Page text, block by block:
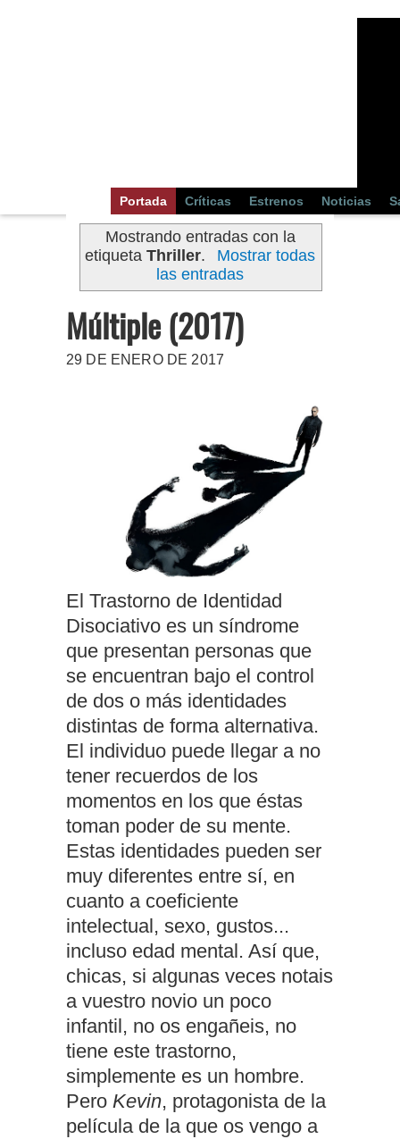
Portada Críticas Estrenos Noticias
Mostrando entradas con la
etiquetaThriller.
Mostrar todas
las entradas
Múltiple (2017)
29 DE ENERO DE 2017
El Trastorno de Identidad
Disociativo es un síndrome
que presentan personas que
se encuentran bajo el control
de dos o más identidades
distintas de forma alternativa.
El individuo puede llegar a no
tener recuerdos de los
momentos en los que éstas
toman poder de su mente.
Estas identidades pueden ser
muy diferentes entre sí, en
cuanto a coeficiente
intelectual, sexo, gustos...
incluso edad mental. Así que,
chicas, si algunas veces notais
a vuestro novio un poco
infantil, no os engañeis, no
tiene este trastorno,
simplemente es un hombre.
Pero Kevin, protagonista de la
película de la que os vengo a